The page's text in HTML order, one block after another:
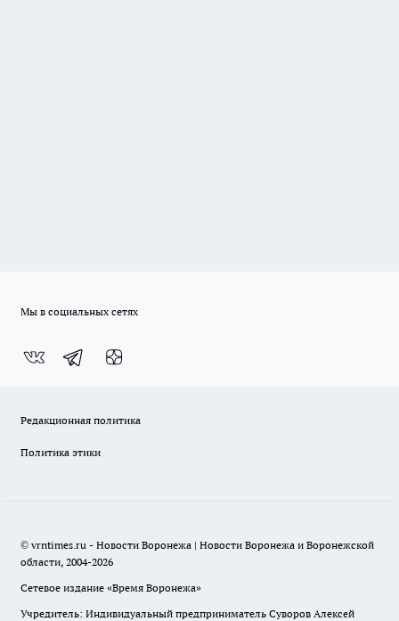
Мы в социальных сетях
Редакционная политика
Политика этики
© vrntimes.ru - Новости Воронежа | Новости Воронежа и Воронежской
области, 2004-2026
Сетевое издание «Время Воронежа»
Учредитель: Индивидуальный предприниматель Суворов Алексей